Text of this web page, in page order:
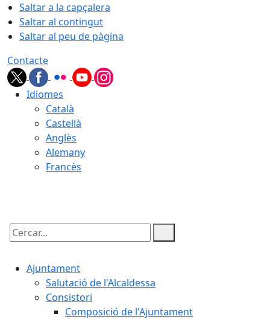
Saltar a la capçalera
Saltar al contingut
Saltar al peu de pàgina
Contacte
Idiomes
Català
Castellà
Anglès
Alemany
Francès
Cercar:
Ajuntament
Salutació de l'Alcaldessa
Consistori
Composició de l'Ajuntament